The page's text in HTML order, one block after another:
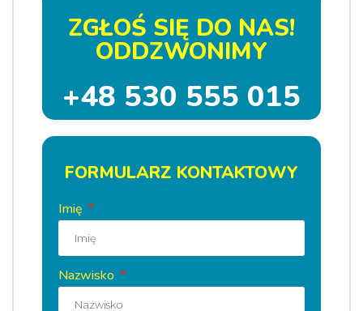
ZGŁOŚ SIĘ DO NAS!
ODDZWONIMY
+48 530 555 015
FORMULARZ KONTAKTOWY
Imię
Nazwisko